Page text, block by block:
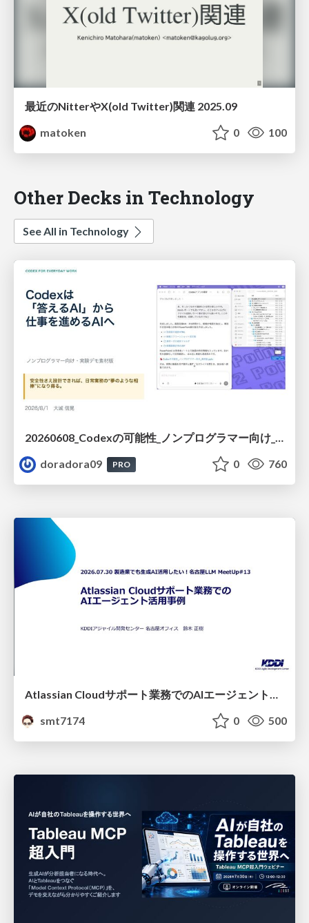
最近のNitterやX(old Twitter)関連 2025.09
matoken
0 100
Other Decks in Technology
See All in Technology
doradora09
PRO 0 760
Atlassian Cloudサポート業務でのAIエージェント活用事例
smt7174
0 500